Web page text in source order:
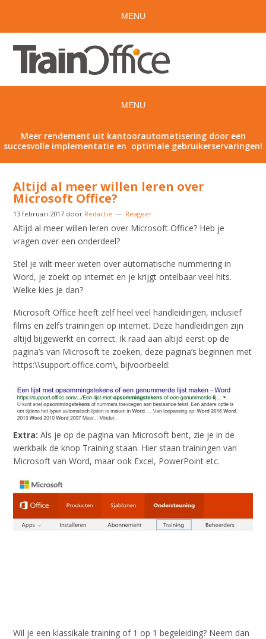
Meer rendement uit kantoorautomatisering door een
succesvolle implementatie en optimale gebruikerservaringen!
Altijd al meer willen leren over
Microsoft Office?
13 februari 2017 door Redactie Reageer
Altijd al meer willen leren over Microsoft Office? Heb je
vragen over een onderdeel?
Stel je wilt meer weten over automatische nummering in
Word, je zoekt op internet en je krijgt ontelbaar veel hits.
Welke kies je dan?
Microsoft Office heeft zelf heel veel handleidingen, inclusief
films en zelfs trainingen op internet. Deze handleidingen zijn
altijd bijgewerkt en correct. Ik raad aan altijd eerst op de
pagina’s van Microsoft te zoeken, deze pagina’s beginnen met
https:\\support.office.com\, bijvoorbeeld:
Extra: Als je op de pagina van Microsoft bent, zie je in de
werkbalk de knop Training staan. Hier staan trainingen van
Microsoft van Word, maar ook Excel, PowerPoint etc.
Wil je een klassikale training of 1 op 1 begeleiding? Neem dan